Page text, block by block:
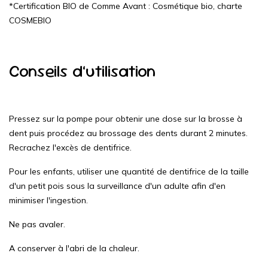
*Certification BIO de Comme Avant : Cosmétique bio, charte
COSMEBIO
Conseils d’utilisation
Pressez sur la pompe pour obtenir une dose sur la brosse à
dent puis procédez au brossage des dents durant 2 minutes.
Recrachez l'excès de dentifrice.
Pour les enfants, utiliser une quantité de dentifrice de la taille
d'un petit pois sous la surveillance d'un adulte afin d'en
minimiser l'ingestion.
Ne pas avaler.
A conserver à l'abri de la chaleur.